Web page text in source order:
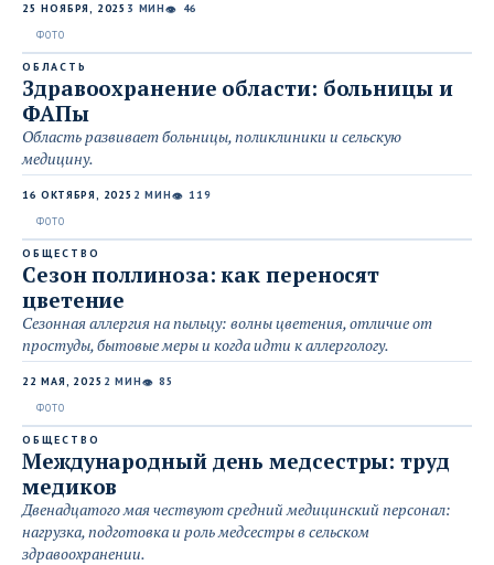
25 НОЯБРЯ, 2025 3 МИН👁 46
ОБЛАСТЬ
Здравоохранение области: больницы и
ФАПы
Область развивает больницы, поликлиники и сельскую
медицину.
16 ОКТЯБРЯ, 2025 2 МИН👁 119
ОБЩЕСТВО
Сезон поллиноза: как переносят
цветение
Сезонная аллергия на пыльцу: волны цветения, отличие от
простуды, бытовые меры и когда идти к аллергологу.
22 МАЯ, 2025 2 МИН👁 85
ОБЩЕСТВО
Международный день медсестры: труд
медиков
Двенадцатого мая чествуют средний медицинский персонал:
нагрузка, подготовка и роль медсестры в сельском
здравоохранении.